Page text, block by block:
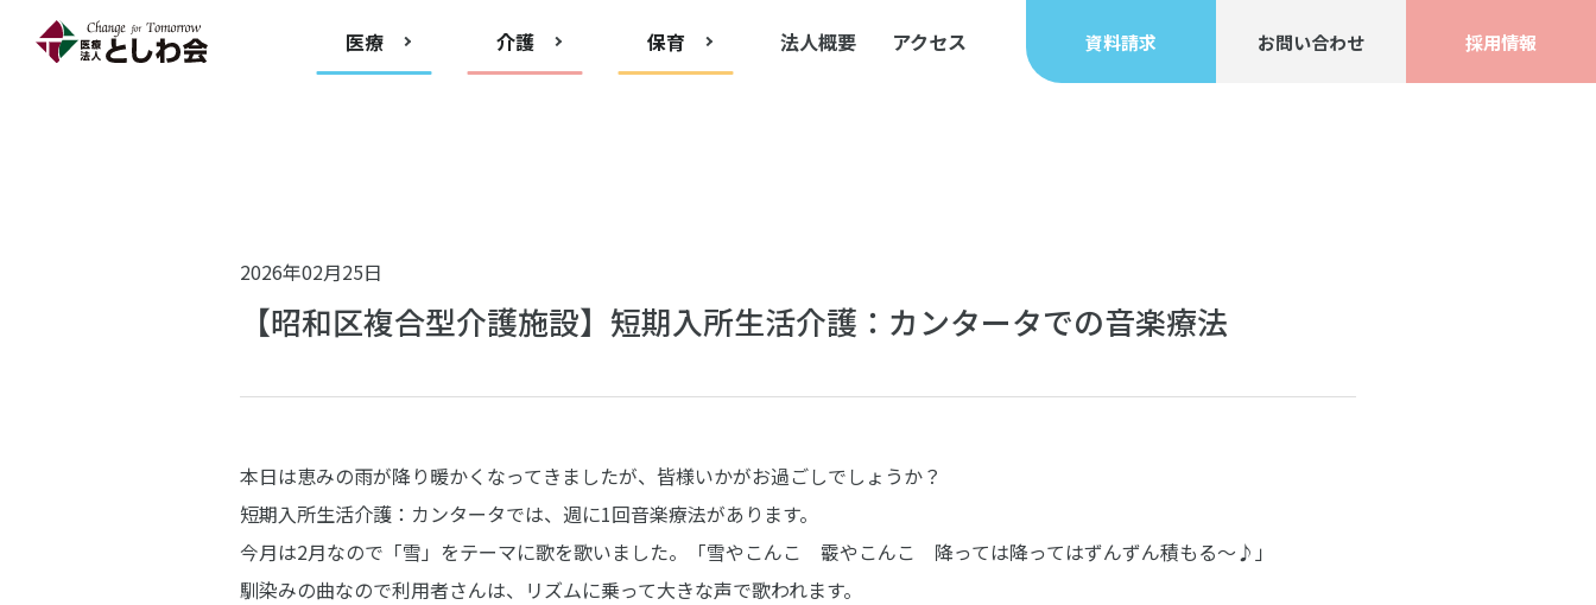
医療 介護 保育 法人概要 アクセス 資料請求 お問い合わせ 採用情報
2026年02月25日
【昭和区複合型介護施設】短期入所生活介護：カンタータでの音楽療法
本日は恵みの雨が降り暖かくなってきましたが、皆様いかがお過ごしでしょうか？
短期入所生活介護：カンタータでは、週に1回音楽療法があります。
今月は2月なので「雪」をテーマに歌を歌いました。「雪やこんこ 霰やこんこ 降っては降ってはずんずん積もる～♪」
馴染みの曲なので利用者さんは、リズムに乗って大きな声で歌われます。